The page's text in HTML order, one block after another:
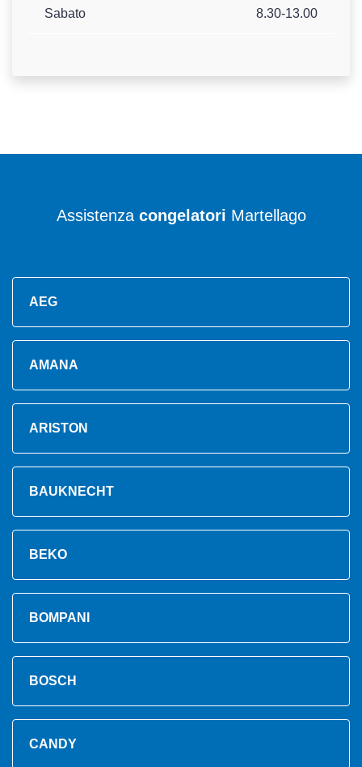
Sabato 8.30-13.00
Assistenza congelatori Martellago
AEG
AMANA
ARISTON
BAUKNECHT
BEKO
BOMPANI
BOSCH
CANDY